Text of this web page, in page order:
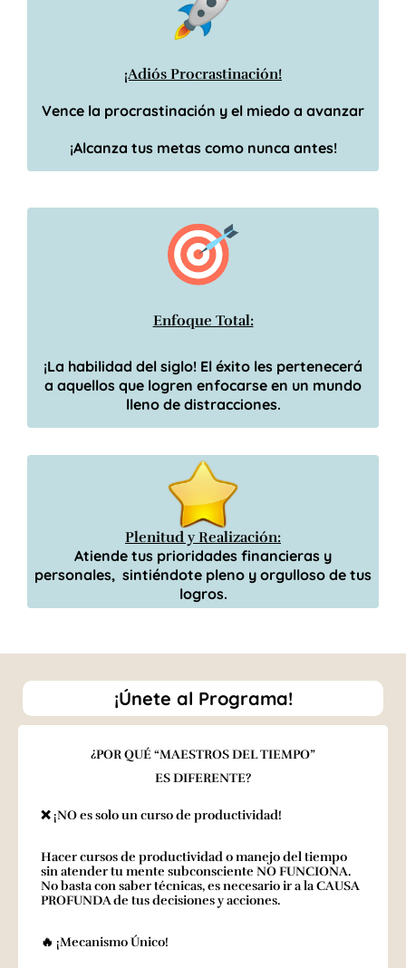
¡Adiós Procrastinación!
Vence la procrastinación y el miedo a avanzar
¡Alcanza tus metas como nunca antes!
Enfoque Total:
¡La habilidad del siglo! El éxito les pertenecerá
a aquellos que logren enfocarse en un mundo
lleno de distracciones.
Plenitud y Realización:
Atiende tus prioridades financieras y
personales, sintiéndote pleno y orgulloso de tus
logros.
¡Únete al Programa!
¿POR QUÉ “MAESTROS DEL TIEMPO”
ES DIFERENTE?
❌ ¡NO es solo un curso de productividad!
Hacer cursos de productividad o manejo del tiempo
sin atender tu mente subconsciente NO FUNCIONA.
No basta con saber técnicas, es necesario ir a la CAUSA
PROFUNDA de tus decisiones y acciones.
🔥 ¡Mecanismo Único!